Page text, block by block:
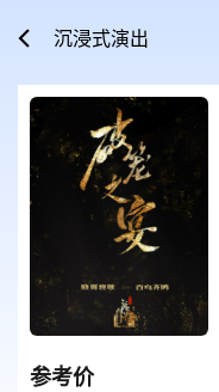
沉浸式演出
参考价